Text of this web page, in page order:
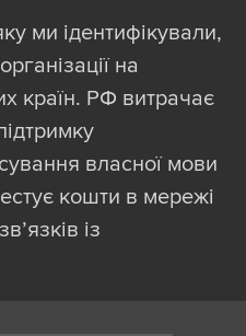
з певних причин
діяльність,
а також храми й
патріархату та
ми ідентифікували,
на
країн. РФ витрачає
власної мови
кошти в мережі
із